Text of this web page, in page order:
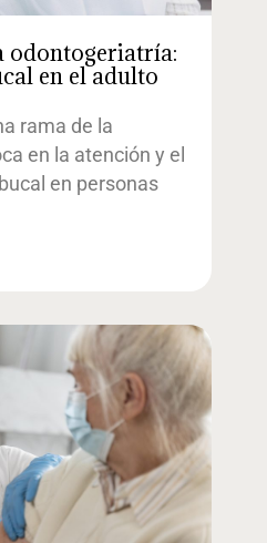
odontogeriatría:
en el adulto
rama de la
en la atención y el
en personas